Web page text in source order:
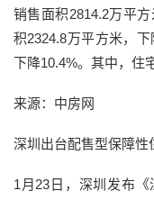
销售面积2814.2万平
积2324.8万平方米，下
下降10.4%。其中，住
来源：中房网
深圳出台配售型保障性
1月23日，深圳发布《